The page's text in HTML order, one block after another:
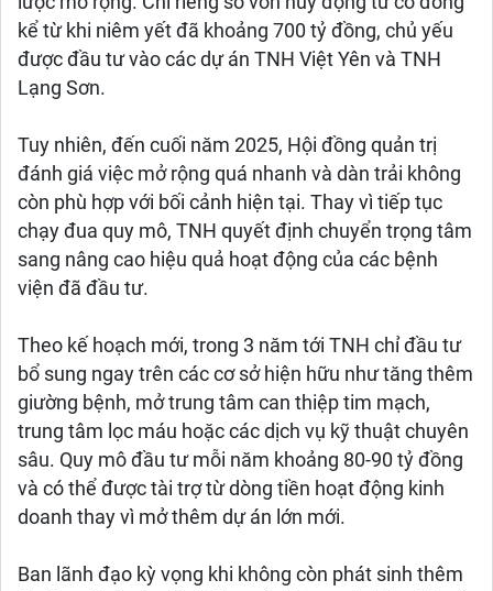
kể từ khi niêm yết đã khoảng 700 tỷ đồng, chủ yếu
được đầu tư vào các dự án TNH Việt Yên và TNH
Lạng Sơn.
Tuy nhiên, đến cuối năm 2025, Hội đồng quản trị
đánh giá việc mở rộng quá nhanh và dàn trải không
còn phù hợp với bối cảnh hiện tại. Thay vì tiếp tục
chạy đua quy mô, TNH quyết định chuyển trọng tâm
sang nâng cao hiệu quả hoạt động của các bệnh
viện đã đầu tư.
Theo kế hoạch mới, trong 3 năm tới TNH chỉ đầu tư
bổ sung ngay trên các cơ sở hiện hữu như tăng thêm
giường bệnh, mở trung tâm can thiệp tim mạch,
trung tâm lọc máu hoặc các dịch vụ kỹ thuật chuyên
sâu. Quy mô đầu tư mỗi năm khoảng 80-90 tỷ đồng
và có thể được tài trợ từ dòng tiền hoạt động kinh
doanh thay vì mở thêm dự án lớn mới.
Ban lãnh đạo kỳ vọng khi không còn phát sinh thêm